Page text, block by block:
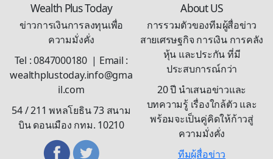
Wealth Plus Today
ข่าวการเงินการลงทุนเพื่อ
ความมั่งคั่ง
Tel : 0847000180 | Email :
wealthplustoday.info@gma
il.com
54 / 211 พหลโยธิน 73 สนาม
บิน ดอนเมือง กทม. 10210
About US
การรวมตัวของทีมผู้สื่อข่าว
สายเศรษฐกิจ การเงิน การคลัง
หุ้น และประกัน ที่มี
ประสบการณ์กว่า
20 ปี นำเสนอข่าวและ
บทความรู้ เรื่องใกล้ตัว และ
พร้อมจะเป็นคู่คิดให้ก้าวสู่
ความมั่งคั่ง
ทีมผู้สื่อข่าว